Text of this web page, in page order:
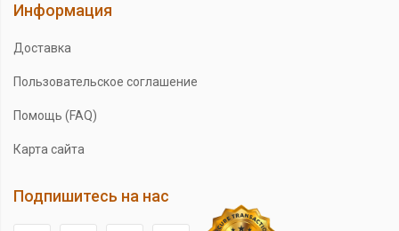
Информация
Доставка
Пользовательское соглашение
Помощь (FAQ)
Карта сайта
Подпишитесь на нас